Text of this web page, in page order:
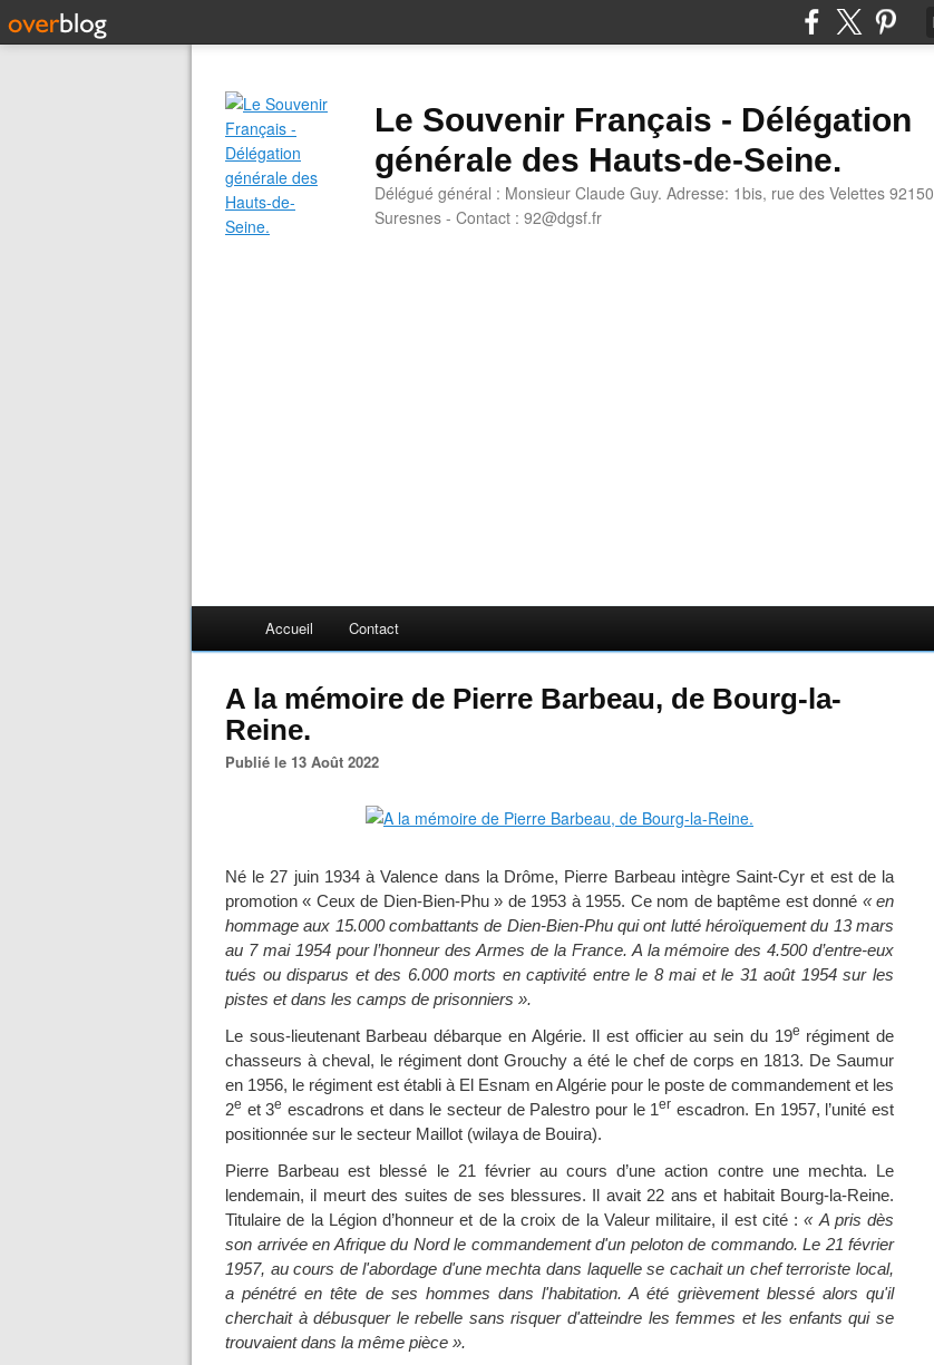
Le Souvenir Français - Délégation
générale des Hauts-de-Seine.
Délégué général : Monsieur Claude Guy. Adresse: 1bis, rue des Velettes 92150
Suresnes - Contact : 92@dgsf.fr
Accueil Contact
A la mémoire de Pierre Barbeau, de Bourg-la-
Reine.
Publié le 13 Août 2022
Né le 27 juin 1934 à Valence dans la Drôme, Pierre Barbeau intègre Saint-Cyr et est de la
promotion « Ceux de Dien-Bien-Phu » de 1953 à 1955. Ce nom de baptême est donné « en
hommage aux 15.000 combattants de Dien-Bien-Phu qui ont lutté héroïquement du 13 mars
au 7 mai 1954 pour l’honneur des Armes de la France. A la mémoire des 4.500 d’entre-eux
tués ou disparus et des 6.000 morts en captivité entre le 8 mai et le 31 août 1954 sur les
pistes et dans les camps de prisonniers ».
Le sous-lieutenant Barbeau débarque en Algérie. Il est officier au sein du 19e régiment de
chasseurs à cheval, le régiment dont Grouchy a été le chef de corps en 1813. De Saumur
en 1956, le régiment est établi à El Esnam en Algérie pour le poste de commandement et les
2e et 3e escadrons et dans le secteur de Palestro pour le 1er escadron. En 1957, l’unité est
positionnée sur le secteur Maillot (wilaya de Bouira).
Pierre Barbeau est blessé le 21 février au cours d’une action contre une mechta. Le
lendemain, il meurt des suites de ses blessures. Il avait 22 ans et habitait Bourg-la-Reine.
Titulaire de la Légion d’honneur et de la croix de la Valeur militaire, il est cité :« A pris dès
son arrivée en Afrique du Nord le commandement d'un peloton de commando. Le 21 février
1957, au cours de l'abordage d'une mechta dans laquelle se cachait un chef terroriste local,
a pénétré en tête de ses hommes dans l'habitation. A été grièvement blessé alors qu'il
cherchait à débusquer le rebelle sans risquer d'atteindre les femmes et les enfants qui se
trouvaient dans la même pièce ».